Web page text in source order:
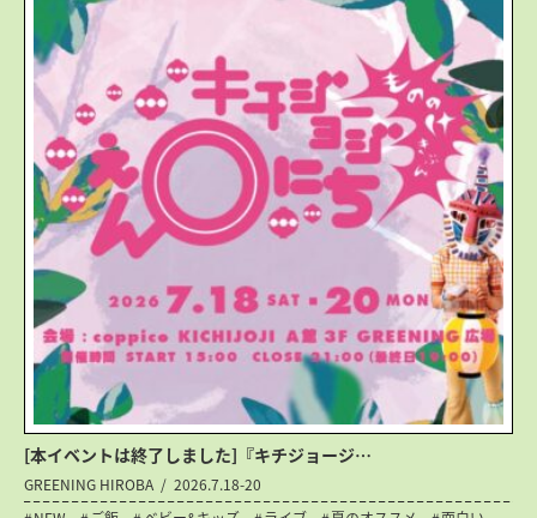
[本イベントは終了しました]『キチジョージ…
GREENING HIROBA
2026.7.18-20